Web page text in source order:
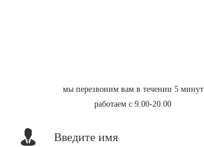
мы перезвоним вам в течении 5 минут
работаем с 9.00-20.00
Введите имя